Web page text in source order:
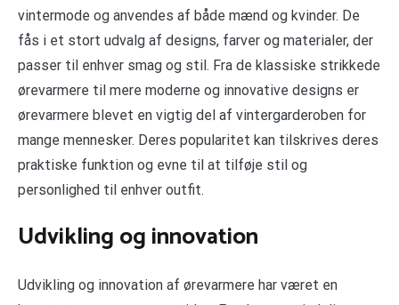
vintermode og anvendes af både mænd og kvinder. De
fås i et stort udvalg af designs, farver og materialer, der
passer til enhver smag og stil. Fra de klassiske strikkede
ørevarmere til mere moderne og innovative designs er
ørevarmere blevet en vigtig del af vintergarderoben for
mange mennesker. Deres popularitet kan tilskrives deres
praktiske funktion og evne til at tilføje stil og
personlighed til enhver outfit.
Udvikling og innovation
Udvikling og innovation af ørevarmere har været en